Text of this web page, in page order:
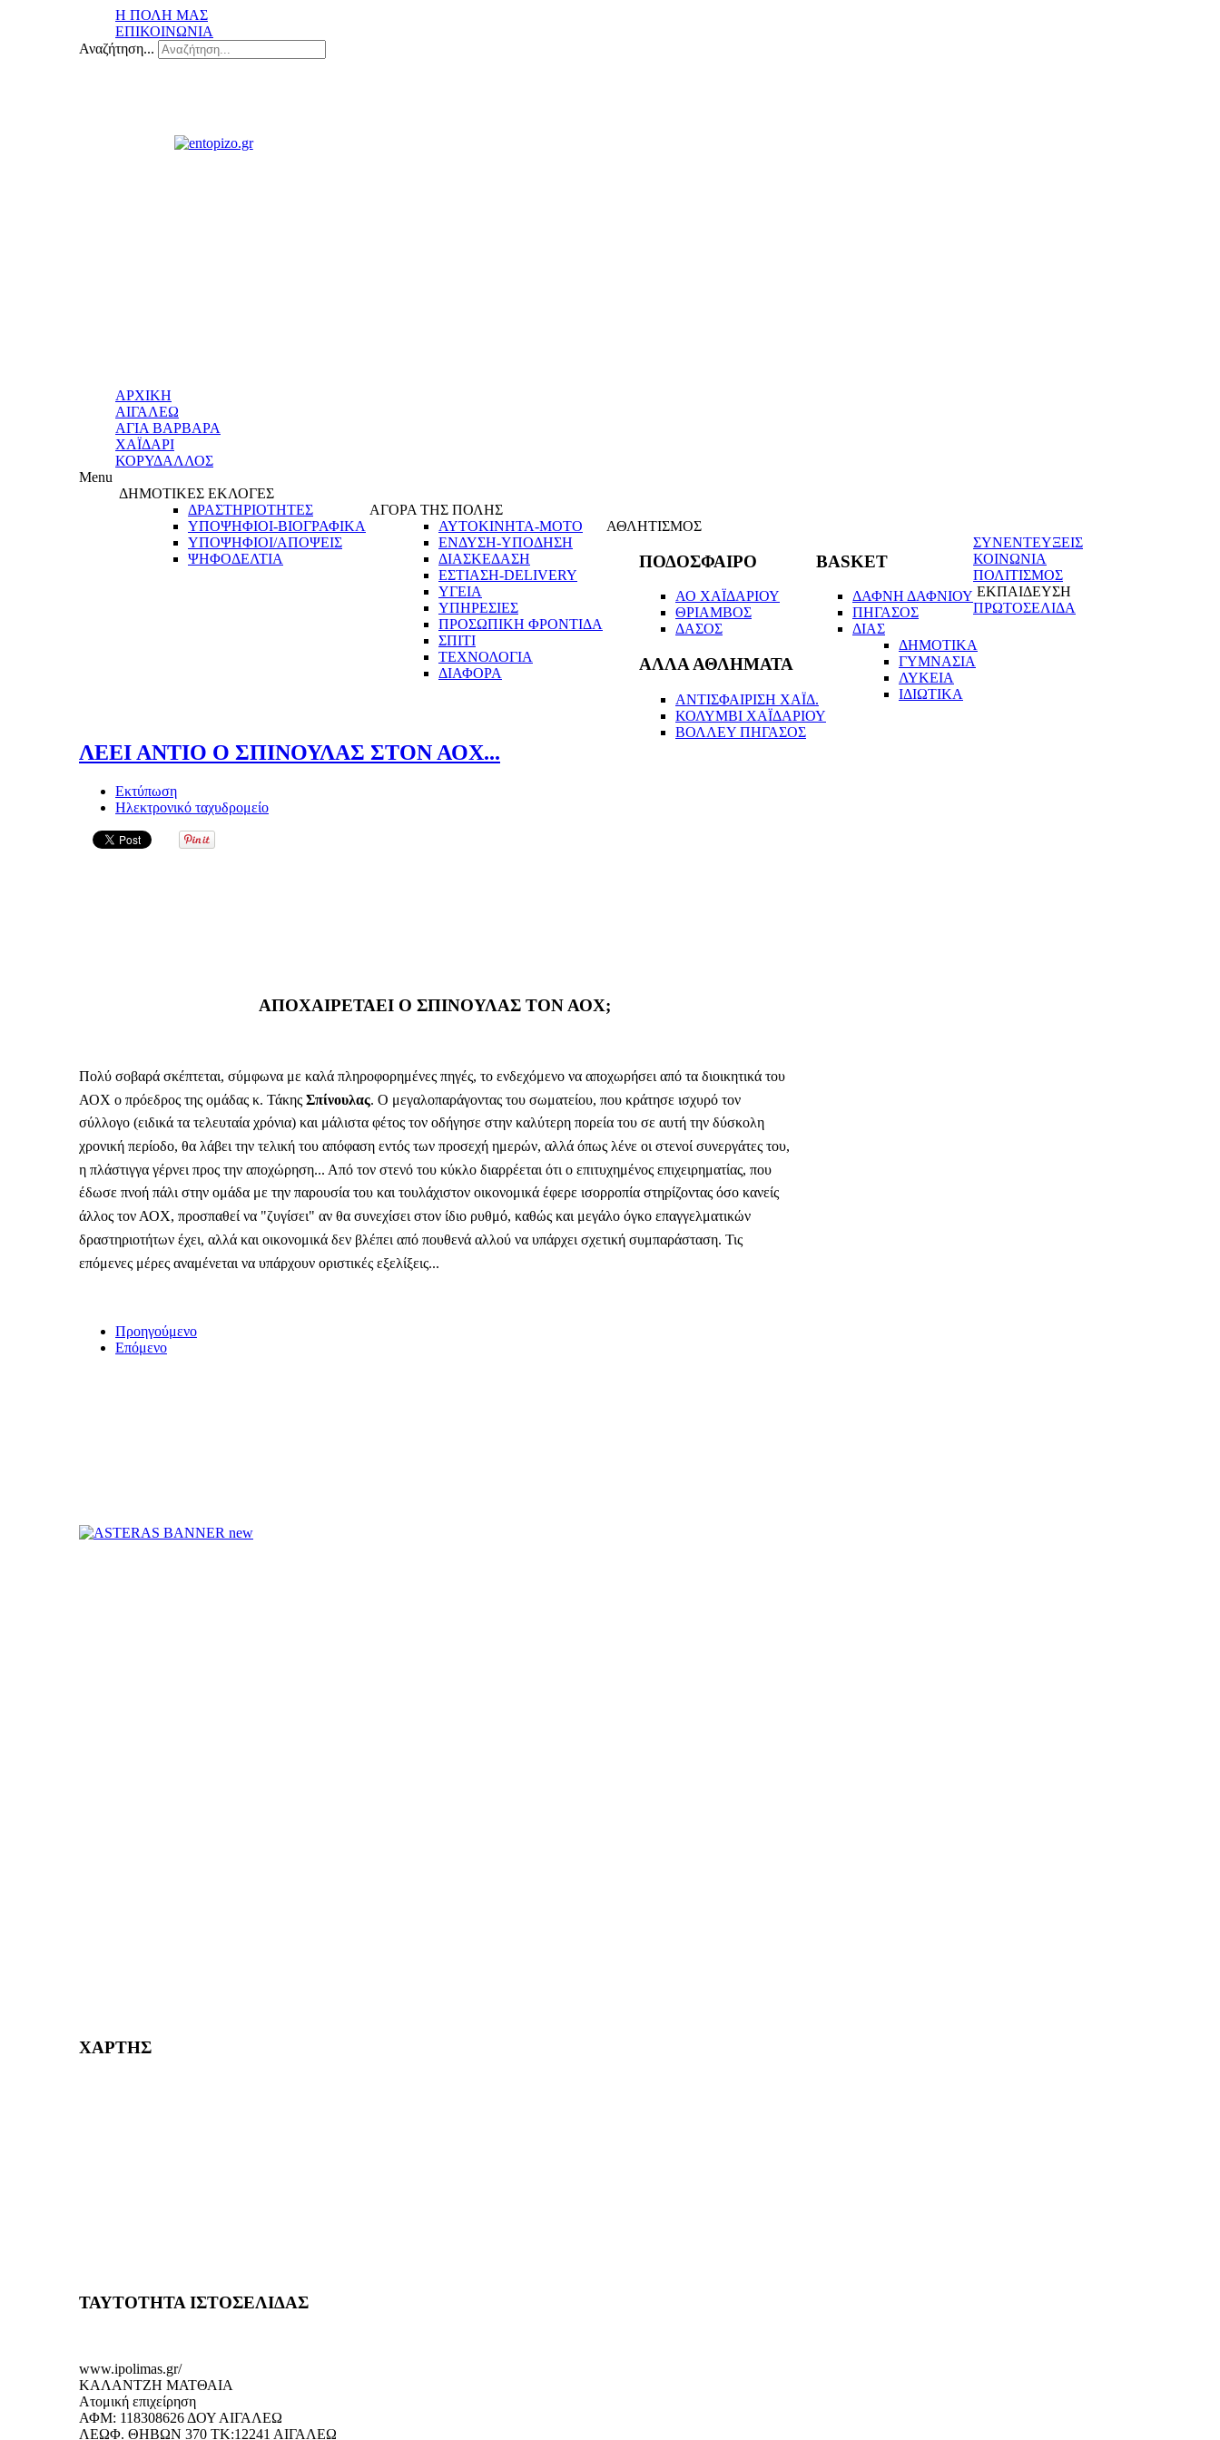
Η ΠΟΛΗ ΜΑΣ
ΕΠΙΚΟΙΝΩΝΙΑ
Αναζήτηση...
ΑΡΧΙΚΗ
ΑΙΓΑΛΕΩ
ΑΓΙΑ ΒΑΡΒΑΡΑ
ΧΑΪΔΑΡΙ
ΚΟΡΥΔΑΛΛΟΣ
Menu
ΔΗΜΟΤΙΚΕΣ ΕΚΛΟΓΕΣ
ΔΡΑΣΤΗΡΙΟΤΗΤΕΣ
ΥΠΟΨΗΦΙΟΙ-ΒΙΟΓΡΑΦΙΚΑ
ΥΠΟΨΗΦΙΟΙ/ΑΠΟΨΕΙΣ
ΨΗΦΟΔΕΛΤΙΑ
ΑΓΟΡΑ ΤΗΣ ΠΟΛΗΣ
ΑΥΤΟΚΙΝΗΤΑ-ΜΟΤΟ
ΕΝΔΥΣΗ-ΥΠΟΔΗΣΗ
ΔΙΑΣΚΕΔΑΣΗ
ΕΣΤΙΑΣΗ-DELIVERY
ΥΓΕΙΑ
ΥΠΗΡΕΣΙΕΣ
ΠΡΟΣΩΠΙΚΗ ΦΡΟΝΤΙΔΑ
ΣΠΙΤΙ
ΤΕΧΝΟΛΟΓΙΑ
ΔΙΑΦΟΡΑ
ΑΘΛΗΤΙΣΜΟΣ
ΠΟΔΟΣΦΑΙΡΟ
ΑΟ ΧΑΪΔΑΡΙΟΥ
ΘΡΙΑΜΒΟΣ
ΔΑΣΟΣ
BASKET
ΔΑΦΝΗ ΔΑΦΝΙΟΥ
ΠΗΓΑΣΟΣ
ΔΙΑΣ
ΑΛΛΑ ΑΘΛΗΜΑΤΑ
ΑΝΤΙΣΦΑΙΡΙΣΗ ΧΑΪΔ.
ΚΟΛΥΜΒΙ ΧΑΪΔΑΡΙΟΥ
ΒΟΛΛΕΥ ΠΗΓΑΣΟΣ
ΣΥΝΕΝΤΕΥΞΕΙΣ
ΚΟΙΝΩΝΙΑ
ΠΟΛΙΤΙΣΜΟΣ
ΕΚΠΑΙΔΕΥΣΗ
ΔΗΜΟΤΙΚΑ
ΓΥΜΝΑΣΙΑ
ΛΥΚΕΙΑ
ΙΔΙΩΤΙΚΑ
ΠΡΩΤΟΣΕΛΙΔΑ
ΛΕΕΙ ΑΝΤΙΟ Ο ΣΠΙΝΟΥΛΑΣ ΣΤΟΝ ΑΟΧ...
Εκτύπωση
Ηλεκτρονικό ταχυδρομείο
ΑΠΟΧΑΙΡΕΤΑΕΙ Ο ΣΠΙΝΟΥΛΑΣ ΤΟΝ ΑΟΧ;
Πολύ σοβαρά σκέπτεται, σύμφωνα με καλά πληροφορημένες πηγές, το ενδεχόμενο να αποχωρήσει από τα διοικητικά του
ΑΟΧ ο πρόεδρος της ομάδας κ. Τάκης Σπίνουλας . Ο μεγαλοπαράγοντας του σωματείου, που κράτησε ισχυρό τον
σύλλογο (ειδικά τα τελευταία χρόνια) και μάλιστα φέτος τον οδήγησε στην καλύτερη πορεία του σε αυτή την δύσκολη
χρονική περίοδο, θα λάβει την τελική του απόφαση εντός των προσεχή ημερών, αλλά όπως λένε οι στενοί συνεργάτες του,
η πλάστιγγα γέρνει προς την αποχώρηση... Από τον στενό του κύκλο διαρρέεται ότι ο επιτυχημένος επιχειρηματίας, που
έδωσε πνοή πάλι στην ομάδα με την παρουσία του και τουλάχιστον οικονομικά έφερε ισορροπία στηρίζοντας όσο κανείς
άλλος τον ΑΟΧ, προσπαθεί να "ζυγίσει" αν θα συνεχίσει στον ίδιο ρυθμό, καθώς και μεγάλο όγκο επαγγελματικών
δραστηριοτήτων έχει, αλλά και οικονομικά δεν βλέπει από πουθενά αλλού να υπάρχει σχετική συμπαράσταση. Τις
επόμενες μέρες αναμένεται να υπάρχουν οριστικές εξελίξεις...
Προηγούμενο
Επόμενο
ΧΑΡΤΗΣ
ΤΑΥΤΟΤΗΤΑ ΙΣΤΟΣΕΛΙΔΑΣ
www.ipolimas.gr/
ΚΑΛΑΝΤΖΗ ΜΑΤΘΑΙΑ
Ατομική επιχείρηση
ΑΦΜ: 118308626 ΔΟΥ ΑΙΓΑΛΕΩ
ΛΕΩΦ. ΘΗΒΩΝ 370 ΤΚ:12241 ΑΙΓΑΛΕΩ